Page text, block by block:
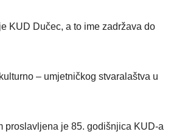
KUD Dučec, a to ime zadržava do
– umjetničkog stvaralaštva u
proslavljena je 85. godišnjica KUD-a